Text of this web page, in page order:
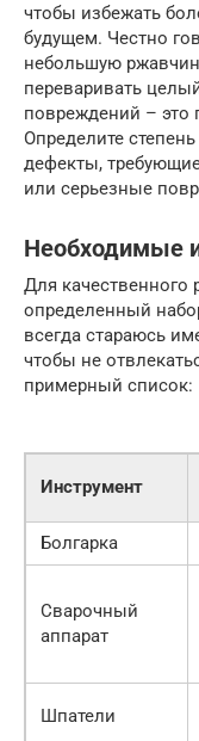
чтобы избежать
будущем. Честно
небольшую
переваривать
повреждений – это
Определите
дефекты,
или серьезные
Необходимые
Для качественного
определенный
всегда стараюсь
чтобы не
примерный список:
Инструмент
Болгарка
Сварочный
аппарат
Шпатели